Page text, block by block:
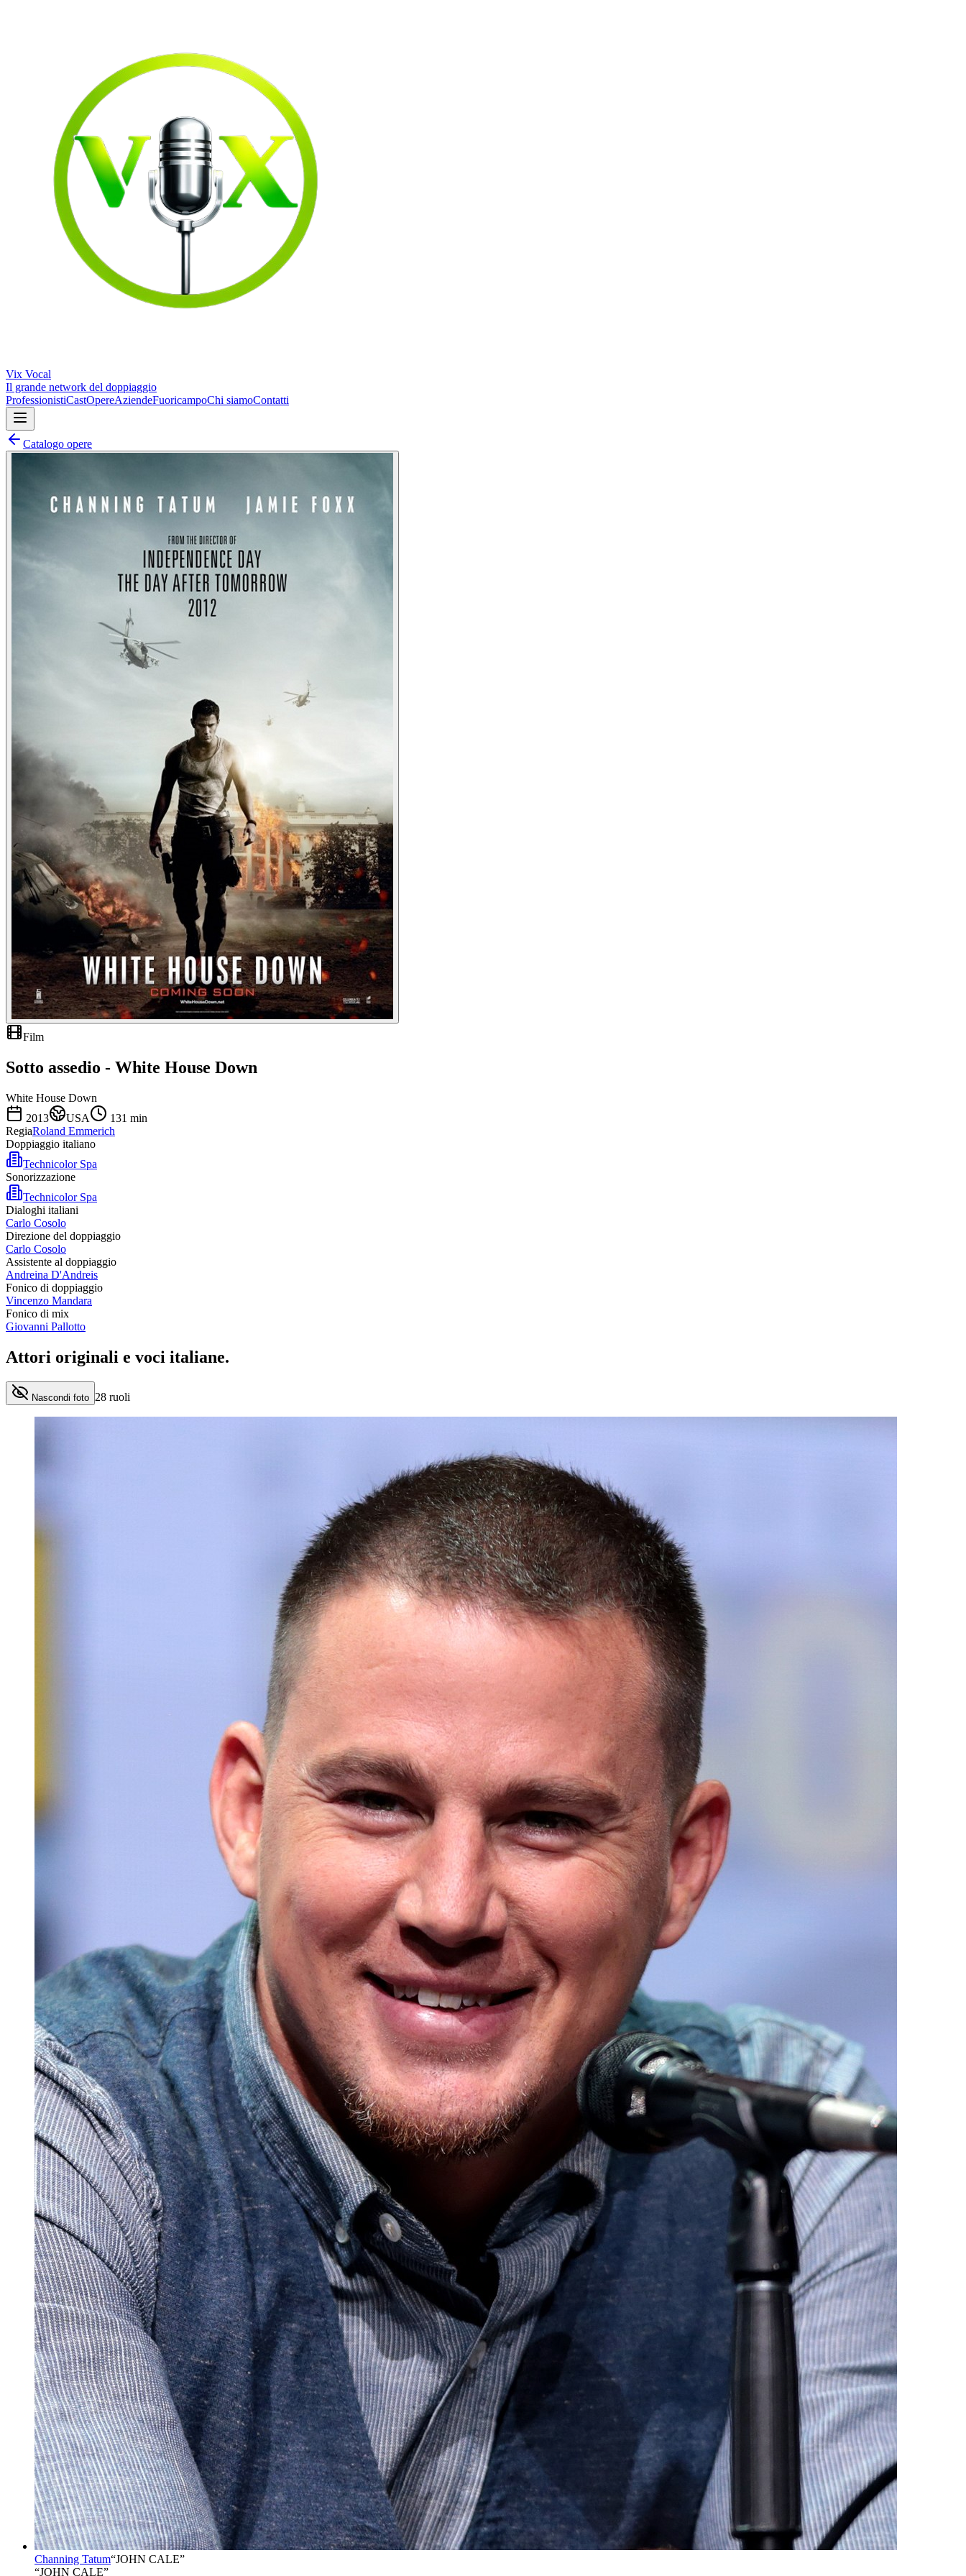
Vix Vocal
Il grande network del doppiaggio
ProfessionistiCastOpereAziendeFuoricampoChi siamoContatti
Catalogo opere
Film
Sotto assedio - White House Down
White House Down
2013
USA 131 min
RegiaRoland Emmerich
Doppiaggio italiano
Technicolor Spa
Sonorizzazione
Technicolor Spa
Dialoghi italiani
Carlo Cosolo
Direzione del doppiaggio
Carlo Cosolo
Assistente al doppiaggio
Andreina D'Andreis
Fonico di doppiaggio
Vincenzo Mandara
Fonico di mix
Giovanni Pallotto
Attori originali e voci italiane.
Nascondi foto 28 ruoli
Channing Tatum“JOHN CALE”
“JOHN CALE”